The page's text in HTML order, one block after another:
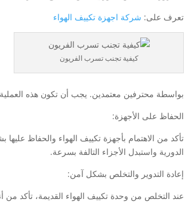
تعرف على: شركة اجهزة تكييف الهواء
كيفية تجنب تسرب الفريون
بواسطة محترفين معتمدين. يجب أن تكون هذه العملية
الحفاظ على الأجهزة:
تأكد من الاهتمام بأجهزة تكييف الهواء والحفاظ
الدورية واستبدل الأجزاء التالفة بسرعة.
إعادة التدوير والتخلص بشكل آمن:
عند التخلص من وحدة تكييف الهواء القديمة، تأكد من